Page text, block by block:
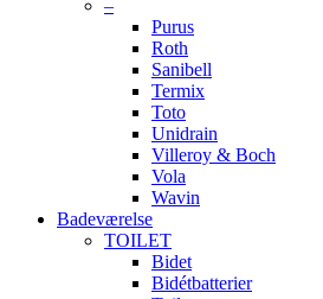
–
Purus
Roth
Sanibell
Termix
Toto
Unidrain
Villeroy & Boch
Vola
Wavin
Badeværelse
TOILET
Bidet
Bidétbatterier